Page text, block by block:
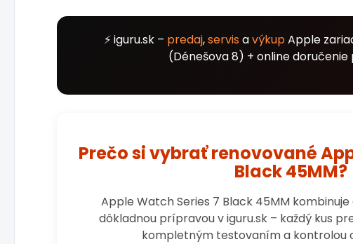
⚡ iguru.sk – predaj,servisavýkupApple
(Dénešova 8) + online doručenie
Prečo si vybrať renovované
Black 45MM?
Apple Watch Series 7 Black 45MM
dôkladnou prípravou v iguru.sk – každý kus
kompletným testovaním a kontrolou